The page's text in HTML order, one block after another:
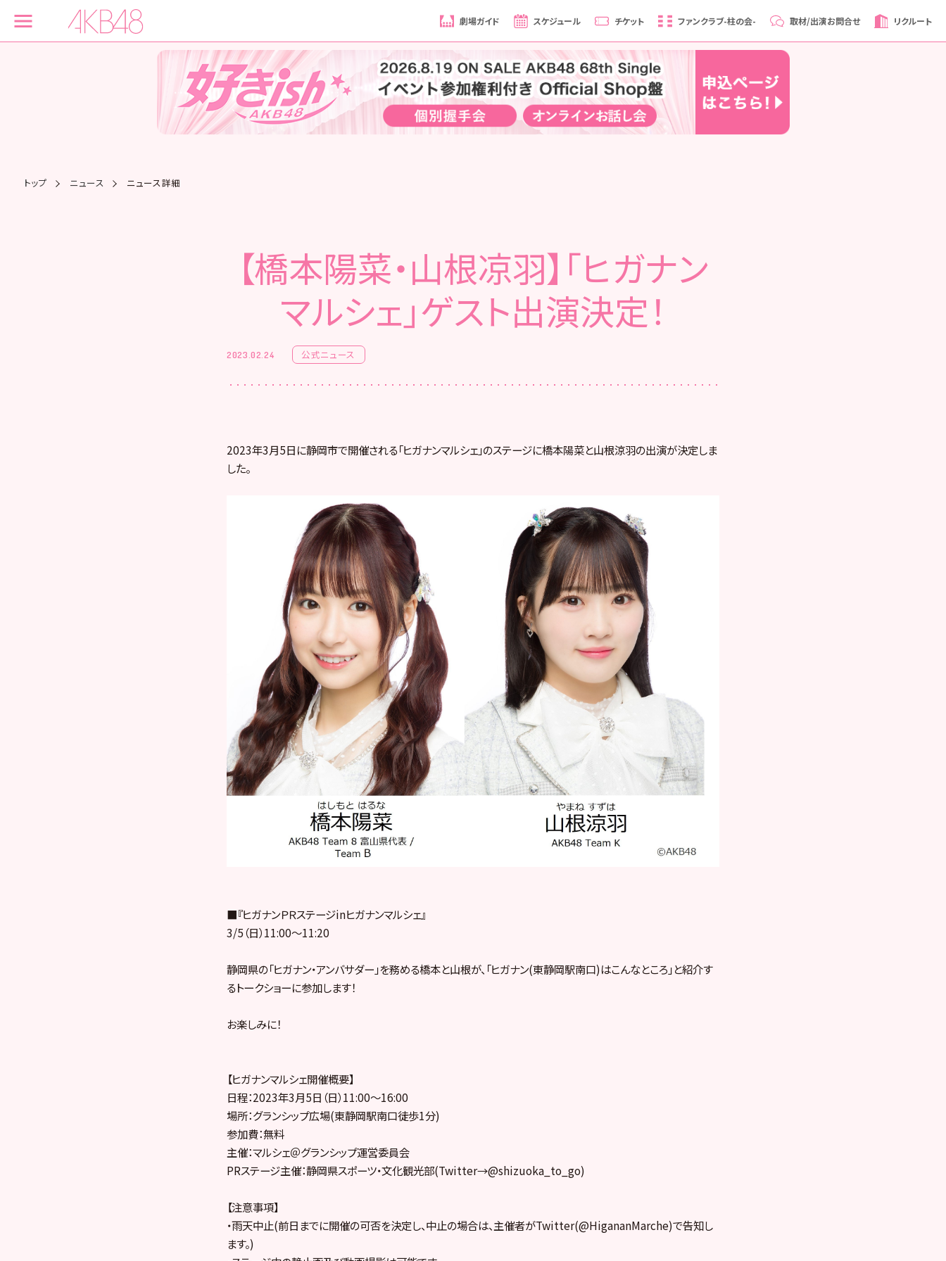
劇場ガイド スケジュール チケット ファンクラブ-柱の会- 取材/出演お問合せ リクルート
トップ ニュース ニュース詳細
【橋本陽菜・山根凉羽】「ヒガナン
マルシェ」ゲスト出演決定！
2023.02.24 公式ニュース
2023年3月5日に静岡市で開催される「ヒガナンマルシェ」のステージに橋本陽菜と山根涼羽の出演が決定しま
した。
■『ヒガナンＰＲステージinヒガナンマルシェ』
3/5（日）11:00～11:20
静岡県の「ヒガナン・アンバサダー」を務める橋本と山根が、「ヒガナン(東静岡駅南口)はこんなところ」と紹介す
るトークショーに参加します！
お楽しみに！
【ヒガナンマルシェ開催概要】
日程：2023年3月5日（日）11:00～16:00
場所：グランシップ広場(東静岡駅南口徒歩1分)
参加費：無料
主催：マルシェ＠グランシップ運営委員会
PRステージ主催：静岡県スポーツ・文化観光部(Twitter→@shizuoka_to_go)
【注意事項】
・雨天中止(前日までに開催の可否を決定し、中止の場合は、主催者がTwitter(@HigananMarche)で告知し
ます。)